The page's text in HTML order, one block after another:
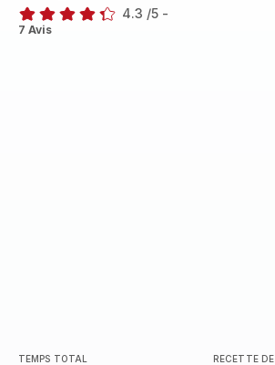
ratings.4.3
4.3 /5 -
7 Avis
TEMPS TOTAL RECETTE DE